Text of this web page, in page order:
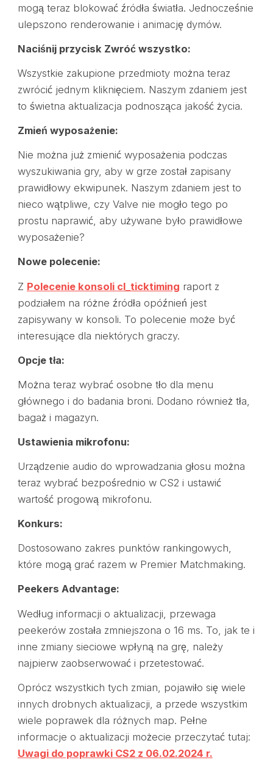
mogą teraz blokować źródła światła. Jednocześnie
ulepszono renderowanie i animację dymów.
Naciśnij przycisk Zwróć wszystko:
Wszystkie zakupione przedmioty można teraz
zwrócić jednym kliknięciem. Naszym zdaniem jest
to świetna aktualizacja podnosząca jakość życia.
Zmień wyposażenie:
Nie można już zmienić wyposażenia podczas
wyszukiwania gry, aby w grze został zapisany
prawidłowy ekwipunek. Naszym zdaniem jest to
nieco wątpliwe, czy Valve nie mogło tego po
prostu naprawić, aby używane było prawidłowe
wyposażenie?
Nowe polecenie:
Z Polecenie konsoli cl_ticktiming raport z
podziałem na różne źródła opóźnień jest
zapisywany w konsoli. To polecenie może być
interesujące dla niektórych graczy.
Opcje tła:
Można teraz wybrać osobne tło dla menu
głównego i do badania broni. Dodano również tła,
bagaż i magazyn.
Ustawienia mikrofonu:
Urządzenie audio do wprowadzania głosu można
teraz wybrać bezpośrednio w CS2 i ustawić
wartość progową mikrofonu.
Konkurs:
Dostosowano zakres punktów rankingowych,
które mogą grać razem w Premier Matchmaking.
Peekers Advantage:
Według informacji o aktualizacji, przewaga
peekerów została zmniejszona o 16 ms. To, jak te i
inne zmiany sieciowe wpłyną na grę, należy
najpierw zaobserwować i przetestować.
Oprócz wszystkich tych zmian, pojawiło się wiele
innych drobnych aktualizacji, a przede wszystkim
wiele poprawek dla różnych map. Pełne
informacje o aktualizacji możecie przeczytać tutaj:
Uwagi do poprawki CS2 z 06.02.2024 r.